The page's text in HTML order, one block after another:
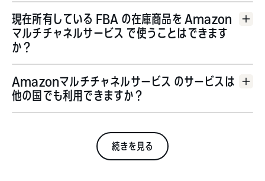
現在所有している FBA の在庫商品を Amazon
マルチチャネルサービス で使うことはできます
か？
Amazonマルチチャネルサービス のサービスは
他の国でも利用できますか？
続きを見る